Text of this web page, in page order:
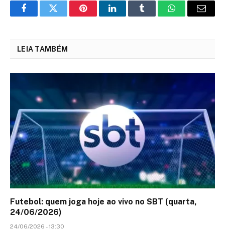
FacebookTwitter PinterestLinkedInTumblr WhatsAppEmail
LEIA TAMBÉM
Futebol: quem joga hoje ao vivo no SBT (quarta,
24/06/2026)
24/06/2026 - 13:30